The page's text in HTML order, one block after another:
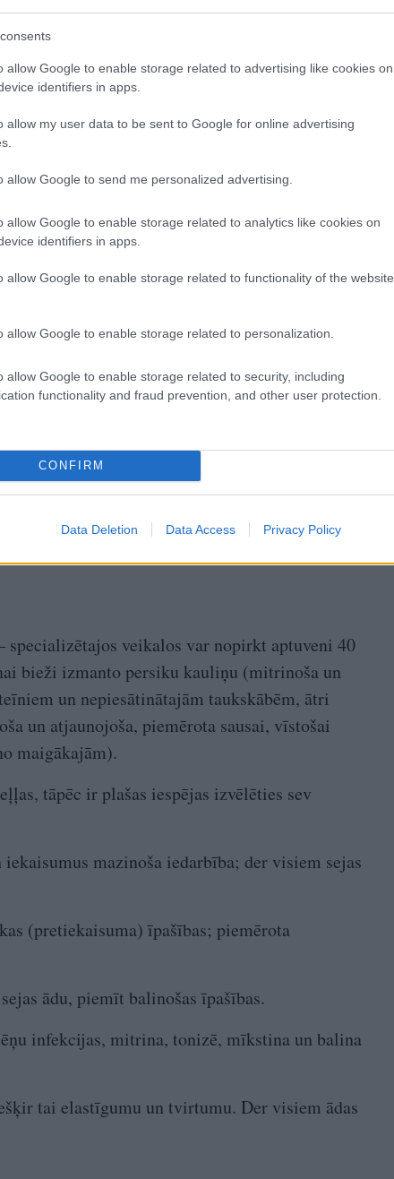
allow Google to enable storage related to advertising like cookies on
identifiers in apps.
allow my user data to be sent to Google for online advertising
allow Google to send me personalized advertising.
allow Google to enable storage related to analytics like cookies on
identifiers in apps.
allow Google to enable storage related to functionality of the website
allow Google to enable storage related to personalization.
allow Google to enable storage related to security, including
functionality and fraud prevention, and other user protection.
CONFIRM
Data Deletion Data Access Privacy Policy
Latvijas:
atrod
kravu
Neierasts skats Rīgā
jutīgai ādai.
specializētajos veikalos var nopirkt aptuveni 40
bieži izmanto persiku kauliņu (mitrinoša un
un nepiesātinātajām taukskābēm, ātri
un atjaunojoša, piemērota sausai, vīstošai
maigākajām).
tāpēc ir plašas iespējas izvēlēties sev
mazinoša iedarbība; der visiem sejas
(pretiekaisuma) īpašības; piemērota
ādu, piemīt balinošas īpašības.
infekcijas, mitrina, tonizē, mīkstina un balina
tai elastīgumu un tvirtumu. Der visiem ādas